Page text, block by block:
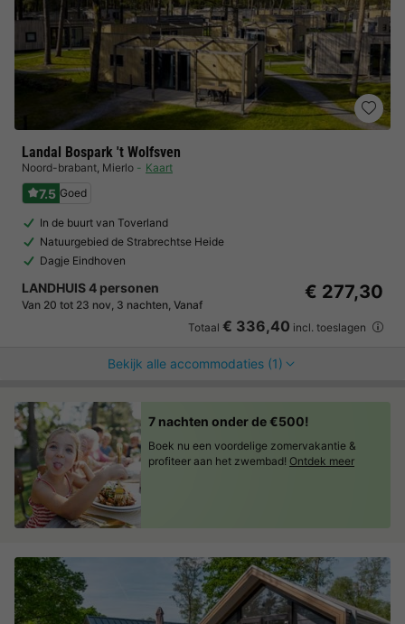
Landal Bospark 't Wolfsven
Noord-brabant, Mierlo Kaart
7.5 Goed
In de buurt van Toverland
Natuurgebied de Strabrechtse Heide
Dagje Eindhoven
LANDHUIS 4 personen
Van 20 tot 23 nov, 3 nachten, Vanaf
€ 277,30
Totaal € 336,40 incl. toeslagen
Bekijk alle accommodaties (1)
7 nachten onder de €500!
Boek nu een voordelige zomervakantie &
profiteer aan het zwembad! Ontdek meer